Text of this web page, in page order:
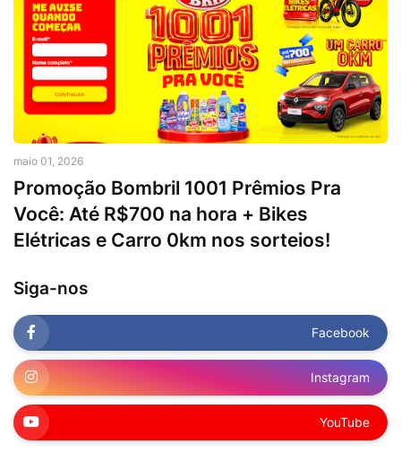
maio 01, 2026
Promoção Bombril 1001 Prêmios Pra
Você: Até R$700 na hora + Bikes
Elétricas e Carro 0km nos sorteios!
Siga-nos
Facebook
Instagram
YouTube